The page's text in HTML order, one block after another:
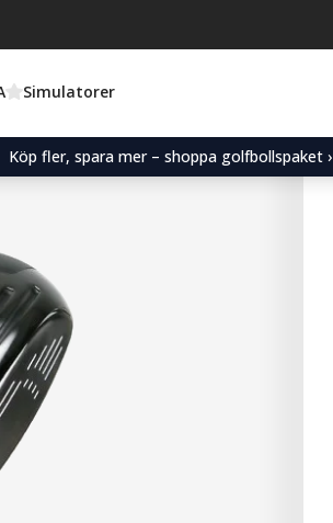
Simulatorer
Köp fler, spara mer – shoppa golfbollspaket ›